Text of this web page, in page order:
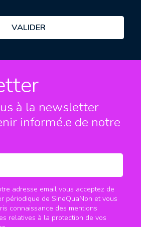
à la newsletter
informé.e de notre
adresse email vous acceptez de
périodique de SineQuaNon et vous
connaissance des mentions
relatives à la protection de vos